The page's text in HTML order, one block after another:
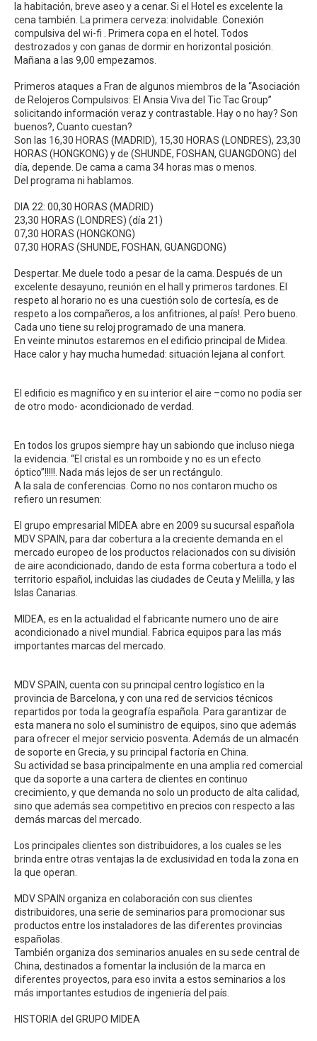
la habitación, breve aseo y a cenar. Si el Hotel es excelente la
cena también. La primera cerveza: inolvidable. Conexión
compulsiva del wi-fi . Primera copa en el hotel. Todos
destrozados y con ganas de dormir en horizontal posición.
Mañana a las 9,00 empezamos.
Primeros ataques a Fran de algunos miembros de la “Asociación
de Relojeros Compulsivos: El Ansia Viva del Tic Tac Group”
solicitando información veraz y contrastable. Hay o no hay? Son
buenos?, Cuanto cuestan?
Son las 16,30 HORAS (MADRID), 15,30 HORAS (LONDRES), 23,30
HORAS (HONGKONG) y de (SHUNDE, FOSHAN, GUANGDONG) del
día, depende. De cama a cama 34 horas mas o menos.
Del programa ni hablamos.
DIA 22: 00,30 HORAS (MADRID)
23,30 HORAS (LONDRES) (día 21)
07,30 HORAS (HONGKONG)
07,30 HORAS (SHUNDE, FOSHAN, GUANGDONG)
Despertar. Me duele todo a pesar de la cama. Después de un
excelente desayuno, reunión en el hall y primeros tardones. El
respeto al horario no es una cuestión solo de cortesía, es de
respeto a los compañeros, a los anfitriones, al país!. Pero bueno.
Cada uno tiene su reloj programado de una manera.
En veinte minutos estaremos en el edificio principal de Midea.
Hace calor y hay mucha humedad: situación lejana al confort.
El edificio es magnífico y en su interior el aire –como no podía ser
de otro modo- acondicionado de verdad.
En todos los grupos siempre hay un sabiondo que incluso niega
la evidencia. “El cristal es un romboide y no es un efecto
óptico”!!!!!. Nada más lejos de ser un rectángulo.
A la sala de conferencias. Como no nos contaron mucho os
refiero un resumen:
El grupo empresarial MIDEA abre en 2009 su sucursal española
MDV SPAIN, para dar cobertura a la creciente demanda en el
mercado europeo de los productos relacionados con su división
de aire acondicionado, dando de esta forma cobertura a todo el
territorio español, incluidas las ciudades de Ceuta y Melilla, y las
Islas Canarias.
MIDEA, es en la actualidad el fabricante numero uno de aire
acondicionado a nivel mundial. Fabrica equipos para las más
importantes marcas del mercado.
MDV SPAIN, cuenta con su principal centro logístico en la
provincia de Barcelona, y con una red de servicios técnicos
repartidos por toda la geografía española. Para garantizar de
esta manera no solo el suministro de equipos, sino que además
para ofrecer el mejor servicio posventa. Además de un almacén
de soporte en Grecia, y su principal factoría en China.
Su actividad se basa principalmente en una amplia red comercial
que da soporte a una cartera de clientes en continuo
crecimiento, y que demanda no solo un producto de alta calidad,
sino que además sea competitivo en precios con respecto a las
demás marcas del mercado.
Los principales clientes son distribuidores, a los cuales se les
brinda entre otras ventajas la de exclusividad en toda la zona en
la que operan.
MDV SPAIN organiza en colaboración con sus clientes
distribuidores, una serie de seminarios para promocionar sus
productos entre los instaladores de las diferentes provincias
españolas.
También organiza dos seminarios anuales en su sede central de
China, destinados a fomentar la inclusión de la marca en
diferentes proyectos, para eso invita a estos seminarios a los
más importantes estudios de ingeniería del país.
HISTORIA del GRUPO MIDEA